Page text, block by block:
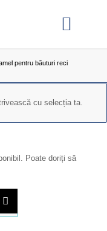
pentru băuturi reci
cu selecția ta.
Poate doriți să